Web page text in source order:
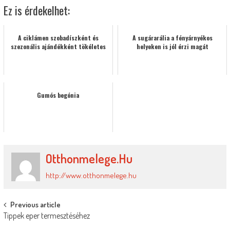
Ez is érdekelhet:
A ciklámen szobadíszként és
szezonális ajándékként tökéletes
A sugárarália a fényárnyékos
helyeken is jól érzi magát
Gumós begónia
Otthonmelege.hu
http://www.otthonmelege.hu
Post
navigation
Previous article
Tippek eper termesztéséhez